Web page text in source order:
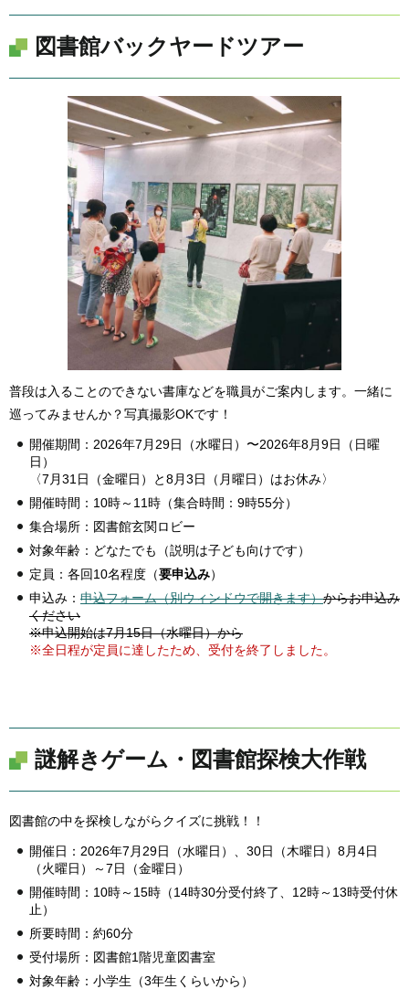
図書館バックヤードツアー
普段は入ることのできない書庫などを職員がご案内します。一緒に
巡ってみませんか？写真撮影OKです！
開催期間：2026年7月29日（水曜日）〜2026年8月9日（日曜
日）
〈7月31日（金曜日）と8月3日（月曜日）はお休み〉
開催時間：10時～11時（集合時間：9時55分）
集合場所：図書館玄関ロビー
対象年齢：どなたでも（説明は子ども向けです）
定員：各回10名程度（要申込み）
申込み： 申込フォーム（別ウィンドウで開きます）からお申込み
ください
※申込開始は7月15日（水曜日）から
※全日程が定員に達したため、受付を終了しました。
謎解きゲーム・図書館探検大作戦
図書館の中を探検しながらクイズに挑戦！！
開催日：2026年7月29日（水曜日）、30日（木曜日）8月4日
（火曜日）～7日（金曜日）
開催時間：10時～15時（14時30分受付終了、12時～13時受付休
止）
所要時間：約60分
受付場所：図書館1階児童図書室
対象年齢：小学生（3年生くらいから）